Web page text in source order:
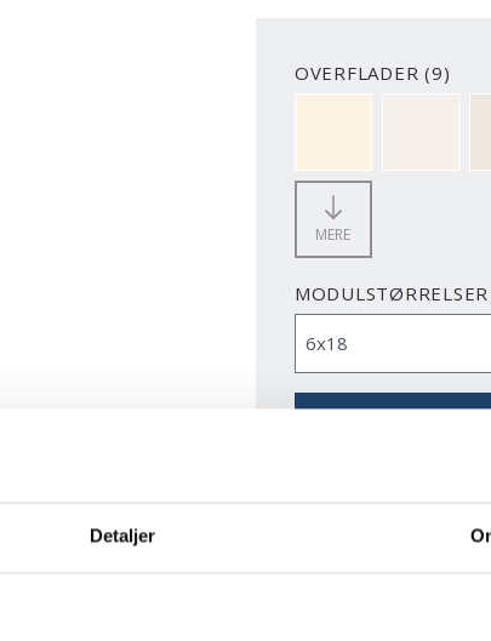
Detaljer
OVERFLADER (9)
MERE
MODULSTØRRELSER
DOWNLOAD